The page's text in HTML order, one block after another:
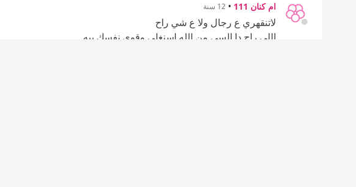
ام كنان 111 • 12 سنة
لاتنقهري ع رجال ولا ع شي راح
اللي راح دا السي من الله اسنغلي وقوي نفسك بيه